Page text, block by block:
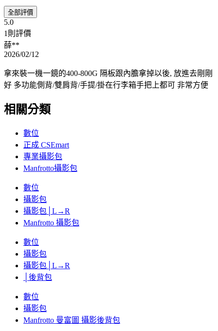
全部評價
5.0
1則評價
薛**
2026/02/12
拿來裝一機一鏡的400-800G 隔板跟內膽拿掉以後, 放進去剛剛
好 多功能側背/雙肩背/手提/掛在行李箱手把上都可 非常方便
相關分類
數位
正成 CSEmart
專業攝影包
Manfrotto攝影包
數位
攝影包
攝影包│L→R
Manfrotto 攝影包
數位
攝影包
攝影包│L→R
│後背包
數位
攝影包
Manfrotto 曼富圖 攝影後背包